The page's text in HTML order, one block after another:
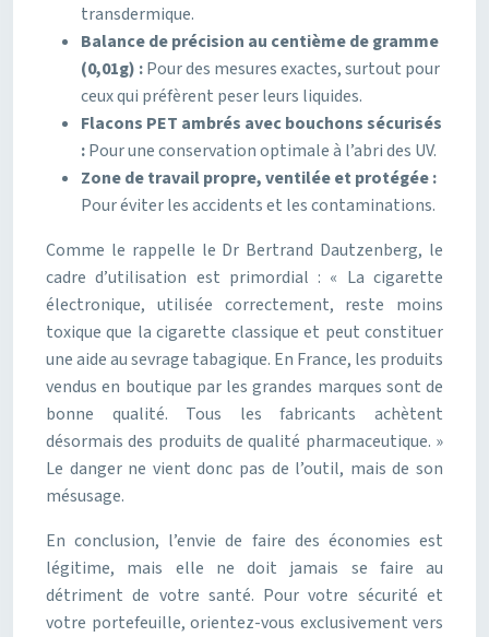
transdermique.
Balance de précision au centième de gramme
(0,01g) :Pour des mesures exactes, surtout pour
ceux qui préfèrent peser leurs liquides.
Flacons PET ambrés avec bouchons sécurisés
:Pour une conservation optimale à l’abri des UV.
Zone de travail propre, ventilée et protégée :
Pour éviter les accidents et les contaminations.
Comme le rappelle le Dr Bertrand Dautzenberg, le
cadre d’utilisation est primordial : « La cigarette
électronique, utilisée correctement, reste moins
toxique que la cigarette classique et peut constituer
une aide au sevrage tabagique. En France, les produits
vendus en boutique par les grandes marques sont de
bonne qualité. Tous les fabricants achètent
désormais des produits de qualité pharmaceutique. »
Le danger ne vient donc pas de l’outil, mais de son
mésusage.
En conclusion, l’envie de faire des économies est
légitime, mais elle ne doit jamais se faire au
détriment de votre santé. Pour votre sécurité et
votre portefeuille, orientez-vous exclusivement vers